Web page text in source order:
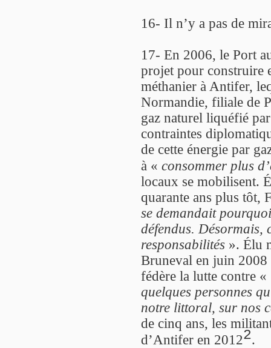
16- Il n’y a pas de
17- En 2006, le Port
projet pour construire
méthanier à Antifer,
Normandie, filiale de
gaz naturel liquéfié
contraintes
de cette énergie par
à « consommer plus
locaux se mobilisent.
quarante ans plus tôt,
se demandait
défendus. Désormais,
responsabilités ». Élu
Bruneval en juin
fédère la lutte contre «
quelques personnes
notre littoral, sur nos
de cinq ans, les
d’Antifer en 20122.